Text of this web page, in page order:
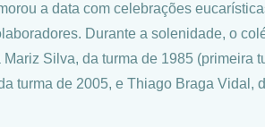
a data com celebrações
Durante a solenidade, o
Silva, da turma de 1985 (primeira
turma de 2005, e Thiago Braga Vidal,